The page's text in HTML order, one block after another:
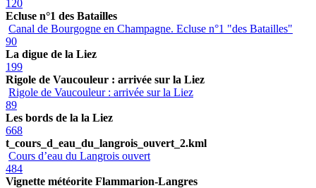
120
Ecluse n°1 des Batailles
Canal de Bourgogne en Champagne. Ecluse n°1 "des Batailles"
90
La digue de la Liez
199
Rigole de Vaucouleur : arrivée sur la Liez
Rigole de Vaucouleur : arrivée sur la Liez
89
Les bords de la la Liez
668
t_cours_d_eau_du_langrois_ouvert_2.kml
Cours d’eau du Langrois ouvert
484
Vignette météorite Flammarion-Langres